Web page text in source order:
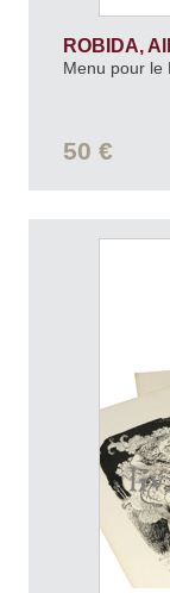
ROBIDA,
Menu pour le
50 €